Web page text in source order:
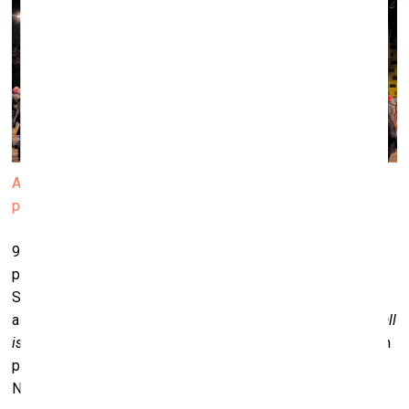
Apvienības “A Wall is a Screen” (Vācija) organizētās kino
pastaigas dažādās Eiropas pilsētās. Publicitātes foto
9. aprīļa vakarā Rīgas ielās būs iespēja piedzīvot
pilsētvides un kino simbiozi, ko piedāvā Rīgas
Starptautiskā īsfilmu festivāla “2ANNAS” organizatori,
aicinot ikvienu pievienoties neparastai kino pastaigai “
A Wall
is a Screen
”. Septiņu īsfilmu programmas sākuma punkts un
pirmā kinoseansa norises vieta ir laukums pie Latvijas
Nacionālā mākslas muzeja (no Esplanādes parka puses).